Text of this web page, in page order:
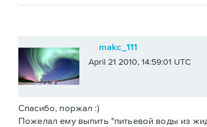
makc_111
April 21 2010, 14:59:01 UTC
Спасибо, поржал :)
Пожелал ему выпить "питьевой воды из